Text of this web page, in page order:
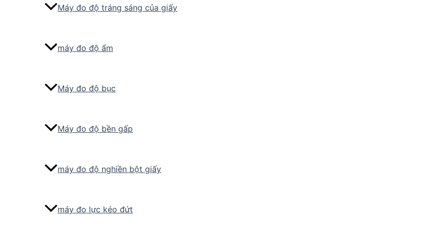
Máy đo độ tráng sáng của giấy
máy đo độ ẩm
Máy đo độ bục
Máy đo độ bền gấp
máy đo độ nghiền bột giấy
máy đo lực kéo đứt